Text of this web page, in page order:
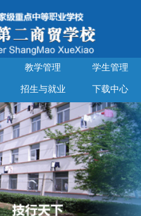
教学管理 学生管理
招生与就业 下载中心